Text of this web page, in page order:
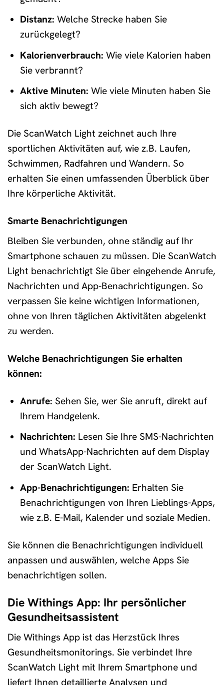
Distanz: Welche Strecke haben Sie
zurückgelegt?
Kalorienverbrauch: Wie viele Kalorien haben
Sie verbrannt?
Aktive Minuten: Wie viele Minuten haben Sie
sich aktiv bewegt?
Die ScanWatch Light zeichnet auch Ihre
sportlichen Aktivitäten auf, wie z.B. Laufen,
Schwimmen, Radfahren und Wandern. So
erhalten Sie einen umfassenden Überblick über
Ihre körperliche Aktivität.
Smarte Benachrichtigungen
Bleiben Sie verbunden, ohne ständig auf Ihr
Smartphone schauen zu müssen. Die ScanWatch
Light benachrichtigt Sie über eingehende Anrufe,
Nachrichten und App-Benachrichtigungen. So
verpassen Sie keine wichtigen Informationen,
ohne von Ihren täglichen Aktivitäten abgelenkt
zu werden.
Welche Benachrichtigungen Sie erhalten
können:
Anrufe: Sehen Sie, wer Sie anruft, direkt auf
Ihrem Handgelenk.
Nachrichten: Lesen Sie Ihre SMS-Nachrichten
und WhatsApp-Nachrichten auf dem Display
der ScanWatch Light.
App-Benachrichtigungen: Erhalten Sie
Benachrichtigungen von Ihren Lieblings-Apps,
wie z.B. E-Mail, Kalender und soziale Medien.
Sie können die Benachrichtigungen individuell
anpassen und auswählen, welche Apps Sie
benachrichtigen sollen.
Die Withings App: Ihr persönlicher
Gesundheitsassistent
Die Withings App ist das Herzstück Ihres
Gesundheitsmonitorings. Sie verbindet Ihre
ScanWatch Light mit Ihrem Smartphone und
liefert Ihnen detaillierte Analysen und